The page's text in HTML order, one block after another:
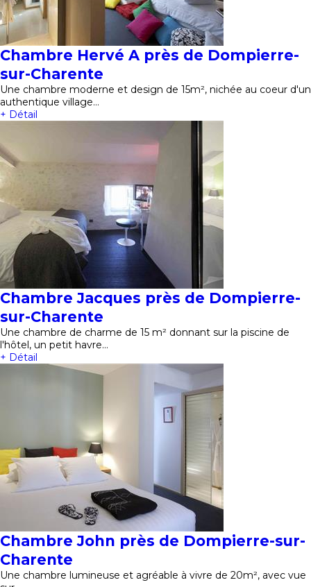
Chambre Hervé A près de Dompierre-
sur-Charente
Une chambre moderne et design de 15m², nichée au coeur d'un
authentique village…
+ Détail
Chambre Jacques près de Dompierre-
sur-Charente
Une chambre de charme de 15 m² donnant sur la piscine de
l'hôtel, un petit havre…
+ Détail
Chambre John près de Dompierre-sur-
Charente
Une chambre lumineuse et agréable à vivre de 20m², avec vue